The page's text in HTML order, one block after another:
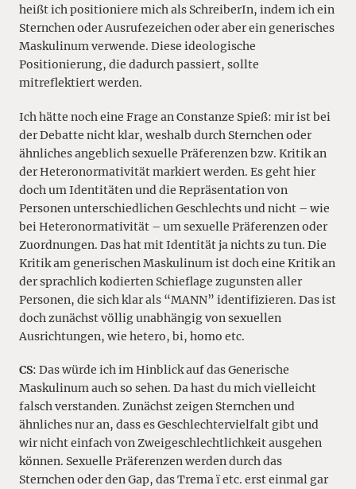
heißt ich positioniere mich als SchreiberIn, indem ich ein
Sternchen oder Ausrufezeichen oder aber ein generisches
Maskulinum verwende. Diese ideologische
Positionierung, die dadurch passiert, sollte
mitreflektiert werden.
Ich hätte noch eine Frage an Constanze Spieß: mir ist bei
der Debatte nicht klar, weshalb durch Sternchen oder
ähnliches angeblich sexuelle Präferenzen bzw. Kritik an
der Heteronormativität markiert werden. Es geht hier
doch um Identitäten und die Repräsentation von
Personen unterschiedlichen Geschlechts und nicht – wie
bei Heteronormativität – um sexuelle Präferenzen oder
Zuordnungen. Das hat mit Identität ja nichts zu tun. Die
Kritik am generischen Maskulinum ist doch eine Kritik an
der sprachlich kodierten Schieflage zugunsten aller
Personen, die sich klar als “MANN” identifizieren. Das ist
doch zunächst völlig unabhängig von sexuellen
Ausrichtungen, wie hetero, bi, homo etc.
CS: Das würde ich im Hinblick auf das Generische
Maskulinum auch so sehen. Da hast du mich vielleicht
falsch verstanden. Zunächst zeigen Sternchen und
ähnliches nur an, dass es Geschlechtervielfalt gibt und
wir nicht einfach von Zweigeschlechtlichkeit ausgehen
können. Sexuelle Präferenzen werden durch das
Sternchen oder den Gap, das Trema ï etc. erst einmal gar